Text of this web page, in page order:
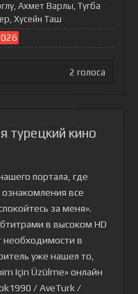
Ахмет Варлы, Тугба
Хусейн Таш
2 голоса
турецкий кино
портала, где
все
за меня».
в высоком HD
необходимости в
уже нашел то,
Için Üzülme» онлайн
/ AveTurk /